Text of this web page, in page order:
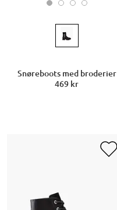
Snøreboots med broderier
469 kr